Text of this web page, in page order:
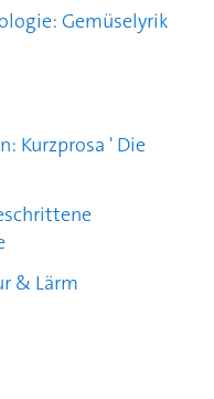
Gemüselyrik
Kurzprosa ' Die
& Lärm